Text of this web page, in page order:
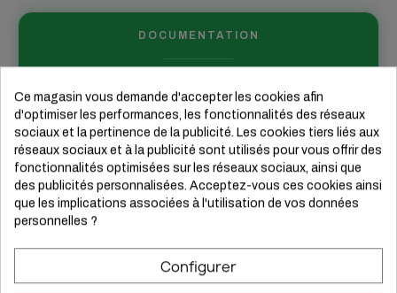
DOCUMENTATION
produit?
Ce magasin vous demande d'accepter les cookies afin
d'optimiser les performances, les fonctionnalités des réseaux
sociaux et la pertinence de la publicité. Les cookies tiers liés aux
réseaux sociaux et à la publicité sont utilisés pour vous offrir des
fonctionnalités optimisées sur les réseaux sociaux, ainsi que
des publicités personnalisées. Acceptez-vous ces cookies ainsi
que les implications associées à l'utilisation de vos données
personnelles ?
Configurer